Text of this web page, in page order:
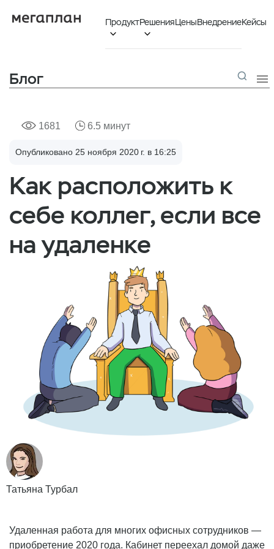
Продукт

Решения

ЦеныВнедрениеКейсы
Блог 
1681 6.5 минут
Опубликовано 25 ноября 2020 г. в 16:25
Как расположить к
себе коллег, если все
на удаленке
Удаленная работа для многих офисных сотрудников —
приобретение 2020 года. Кабинет переехал домой даже
Татьяна Турбал